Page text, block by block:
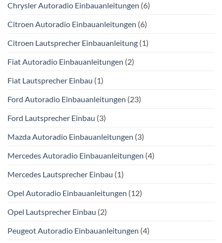
Chrysler Autoradio Einbauanleitungen (6)
Citroen Autoradio Einbauanleitungen (6)
Citroen Lautsprecher Einbauanleitung (1)
Fiat Autoradio Einbauanleitungen (2)
Fiat Lautsprecher Einbau (1)
Ford Autoradio Einbauanleitungen (23)
Ford Lautsprecher Einbau (3)
Mazda Autoradio Einbauanleitungen (3)
Mercedes Autoradio Einbauanleitungen (4)
Mercedes Lautsprecher Einbau (1)
Opel Autoradio Einbauanleitungen (12)
Opel Lautsprecher Einbau (2)
Peugeot Autoradio Einbauanleitungen (4)